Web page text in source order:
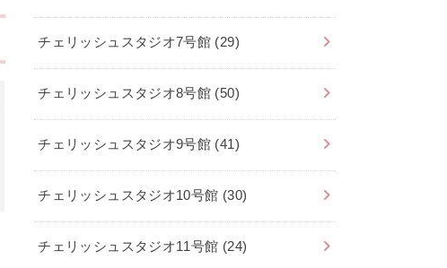
チェリッシュスタジオ7号館 (29)
チェリッシュスタジオ8号館 (50)
チェリッシュスタジオ9号館 (41)
チェリッシュスタジオ10号館 (30)
チェリッシュスタジオ11号館 (24)